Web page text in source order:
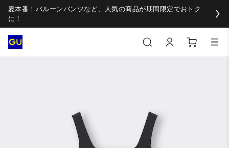
夏本番！バルーンパンツなど、人気の商品が期間限定でおトク
に！